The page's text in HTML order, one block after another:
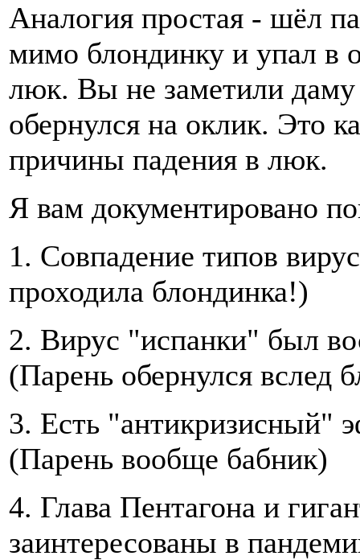
Аналогия простая - шёл
мимо блондинку и упал в
люк. Вы не заметили
обернулся на оклик. Это
причины падения в люк.
Я вам документировано
1. Совпадение типов
проходила блондинка!)
2. Вирус "испанки" был
(Парень обернулся вслед
3. Есть "антикризисный"
(Парень вообще бабник)
4. Глава Пентагона и
заинтересованы в